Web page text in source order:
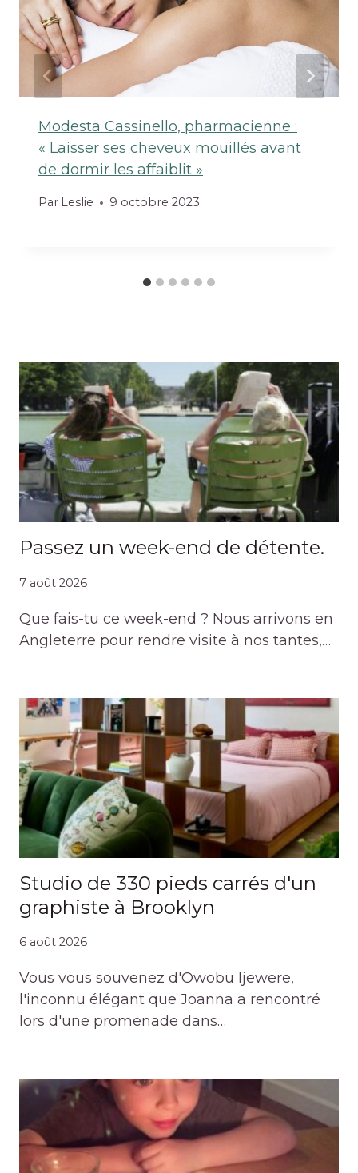
Modesta Cassinello, pharmacienne :
« Laisser ses cheveux mouillés avant
de dormir les affaiblit »
Par Leslie 9 octobre 2023
Passez un week-end de détente.
7 août 2026
Que fais-tu ce week-end ? Nous arrivons en
Angleterre pour rendre visite à nos tantes,…
Studio de 330 pieds carrés d'un
graphiste à Brooklyn
6 août 2026
Vous vous souvenez d'Owobu Ijewere,
l'inconnu élégant que Joanna a rencontré
lors d'une promenade dans…